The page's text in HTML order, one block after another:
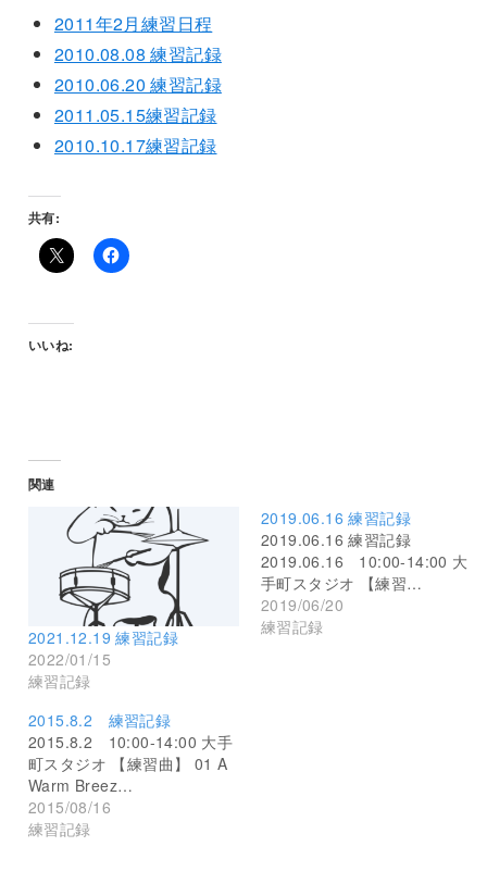
2011年2月練習日程
2010.08.08 練習記録
2010.06.20 練習記録
2011.05.15練習記録
2010.10.17練習記録
共有:
いいね:
関連
2021.12.19 練習記録
2022/01/15
練習記録
2019.06.16 練習記録
2019.06.16 練習記録
2019.06.16 10:00-14:00 大
手町スタジオ 【練習…
2019/06/20
練習記録
2015.8.2 練習記録
2015.8.2 10:00-14:00 大手
町スタジオ 【練習曲】 01 A
Warm Breez…
2015/08/16
練習記録